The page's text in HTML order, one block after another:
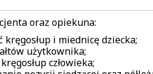
oraz opiekuna:
i miednicę dziecka;
użytkownika;
człowieka;